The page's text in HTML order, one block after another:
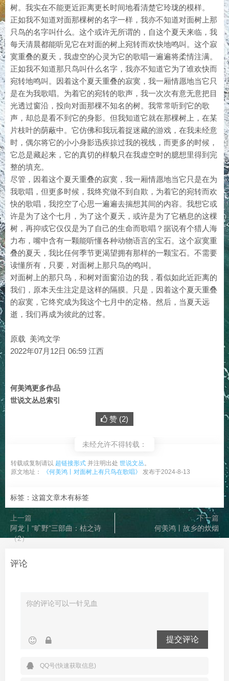
树。我实在不能更近距离更长时间地看清楚它玲珑的模样。
正如我不知道对面那棵树的名字一样，我亦不知道对面树上那
只鸟的名字叫什么。这个或许无所谓的，自这个夏天来临，我
每天清晨都能听见它在对面的树上宛转而欢快地鸣叫。这个寂
寞重叠的夏天，我虚空的心灵为它的歌唱一遍遍将柔情注满。
正如我不知道那只鸟叫什么名字，我亦不知道它为了谁欢快而
宛转地鸣叫。因着这个夏天重叠的寂寞，我一厢情愿地当它只
是在为我歌唱。为着它的宛转的歌声，我一次次有意无意把目
光透过窗沿，投向对面那棵不知名的树。我常常听到它的歌
声，却总是看不到它的身影。但我知道它就在那棵树上，在某
片枝叶的荫蔽中。它仿佛和我玩着捉迷藏的游戏，在我未经意
时，偶尔将它的小小身影迅疾掠过我的视线，而更多的时候，
它总是藏起来，它的真切的样貌只在我虚空时的臆想里得到完
整的填充。
尽管，因着这个夏天重叠的寂寞，我一厢情愿地当它只是在为
我歌唱，但更多时候，我终究做不到自欺，为着它的宛转而欢
快的歌唱，我挖空了心思一遍遍去揣想其间的内容。我想它或
许是为了这个七月，为了这个夏天，或许是为了它栖息的这棵
树，再抑或它仅仅是为了自己的生命而歌唱？据说有个猎人海
力布，嘴中含有一颗能听懂各种动物语言的宝石。这个寂寞重
叠的夏天，我比任何季节更渴望拥有那样的一颗宝石。不需要
读懂所有，只要，对面树上那只鸟的鸣叫。
对面树上的那只鸟，和树对面窗沿边的我，看似如此近距离的
我们，原本天生注定是这样的隔膜。只是，因着这个夏天重叠
的寂寞，它终究成为我这个七月中的定格。然后，当夏天远
逝，我们再成为彼此的过客。
原载 美鸿文学
2022年07月12日 06:59 江西
何美鸿更多作品
世说文丛总索引
赞 (2)
未经允许不得转载：
转载或复制请以 超链接形式 并注明出处 世说文丛。
原文地址：
《何美鸿丨对面树上有只鸟在歌唱》 发布于2024-8-13
标签：这篇文章木有标签
上一篇
阿龙丨“旷野”三部曲：枯之诗
（2）
下一篇
何美鸿丨故乡的炊烟
评论
提交评论